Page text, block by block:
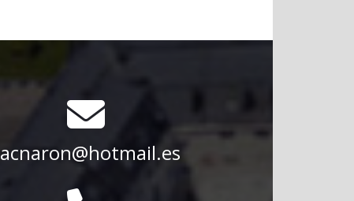
acnaron@hotmail.es